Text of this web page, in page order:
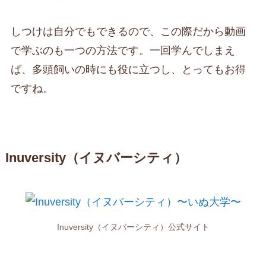
しつけは自分でもできるので、この際だから動画
で学ぶのも一つの方法です。一回学んでしまえ
ば、多頭飼いの時にも役に立つし、とってもお得
ですね。
Inuversity（イヌバーシティ）
Inuversity（イヌバーシティ）公式サイト